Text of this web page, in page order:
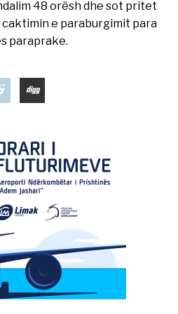
48 orësh dhe sot pritet
e paraburgimit para
paraprake.